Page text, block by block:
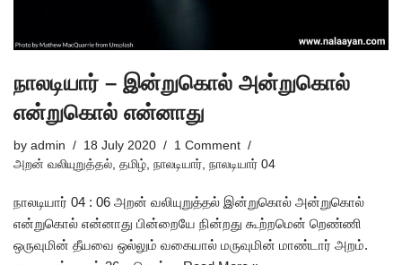
நாலடியார் – இன்றுகொல் அன்றுகொல்
என்றுகொல் என்னாது
by admin 18 July 2020
1 Comment
அறன் வலியுறுத்தல் தமிழ் நாலடியார் நாலடியார் 04
நாலடியார் 04 : 06 அறன் வலியுறுத்தல் இன்றுகொல் அன்றுகொல்
என்றுகொல் என்னாது பின்றையே நின்றது கூற்றமென் றெண்ணி
ஒருவுமின் தீயவை ஒல்லும் வகையால் மருவுமின் மாண்டார் அறம்.